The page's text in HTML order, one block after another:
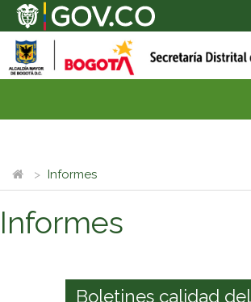
Informes
Informes
Boletines calidad